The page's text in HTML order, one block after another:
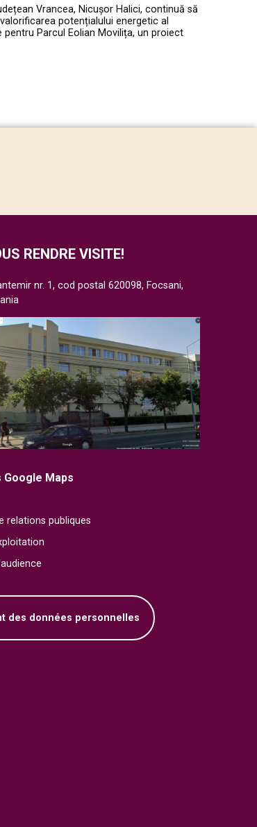
Vrancea, Nicușor Halici, continuă să
potențialului energetic al
Parcul Eolian Movilița, un proiect
RENDRE VISITE!
nr. 1, cod postal 620098, Focsani,
Google Maps
relations publiques
des données personnelles